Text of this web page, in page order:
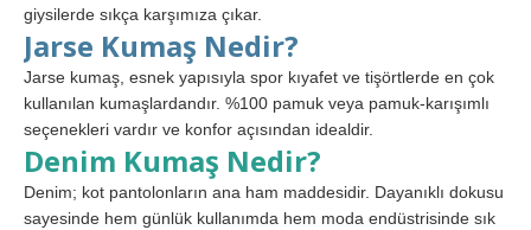
giysilerde sıkça karşımıza çıkar.
Jarse Kumaş Nedir?
Jarse kumaş, esnek yapısıyla spor kıyafet ve tişörtlerde en çok
kullanılan kumaşlardandır. %100 pamuk veya pamuk-karışımlı
seçenekleri vardır ve konfor açısından idealdir.
Denim Kumaş Nedir?
Denim; kot pantolonların ana ham maddesidir. Dayanıklı dokusu
sayesinde hem günlük kullanımda hem moda endüstrisinde sık